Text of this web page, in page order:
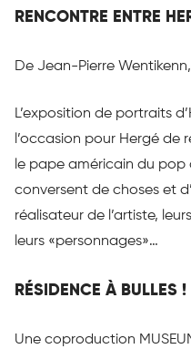
RENCONTRE ENTRE
De Jean-Pierre Wentikenn,
L’exposition de portraits
l’occasion pour Hergé
le pape américain du pop
conversent de choses et
réalisateur de l’artiste,
leurs «personnages»…
RÉSIDENCE À BULLES
Une coproduction